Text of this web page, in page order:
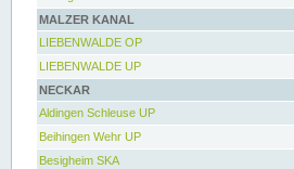
MALZER KANAL
LIEBENWALDE OP
LIEBENWALDE UP
NECKAR
Aldingen Schleuse UP
Beihingen Wehr UP
Besigheim SKA